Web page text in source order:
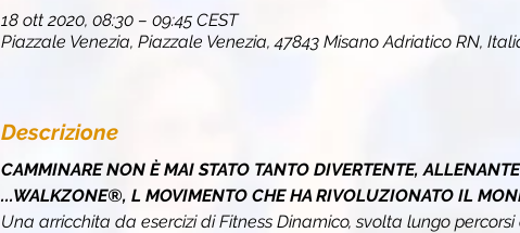
18 ott 2020, 08:30 – 09:45 CEST
Piazzale Venezia, Piazzale Venezia, 47843 Misano Adriatico RN,
Descrizione
CAMMINARE NON È MAI STATO TANTO DIVERTENTE,
...WALKZONE®, L MOVIMENTO CHE HA RIVOLUZIONATO IL
Una arricchita da esercizi di Fitness Dinamico, svolta lungo